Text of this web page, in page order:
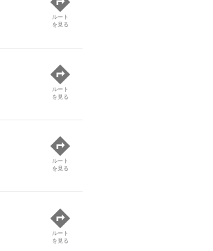
ルート
を見る
ルート
を見る
ルート
を見る
ルート
を見る